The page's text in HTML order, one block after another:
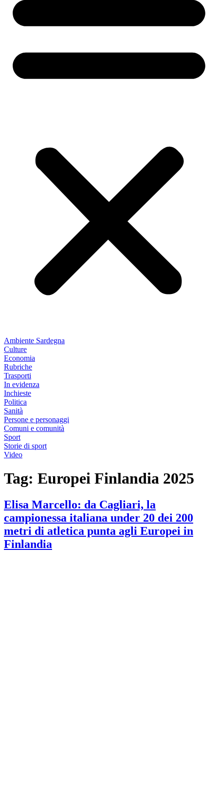
Ambiente Sardegna
Culture
Economia
Rubriche
Trasporti
In evidenza
Inchieste
Politica
Sanità
Persone e personaggi
Comuni e comunità
Sport
Storie di sport
Video
Tag: Europei Finlandia 2025
Elisa Marcello: da Cagliari, la
campionessa italiana under 20 dei 200
metri di atletica punta agli Europei in
Finlandia